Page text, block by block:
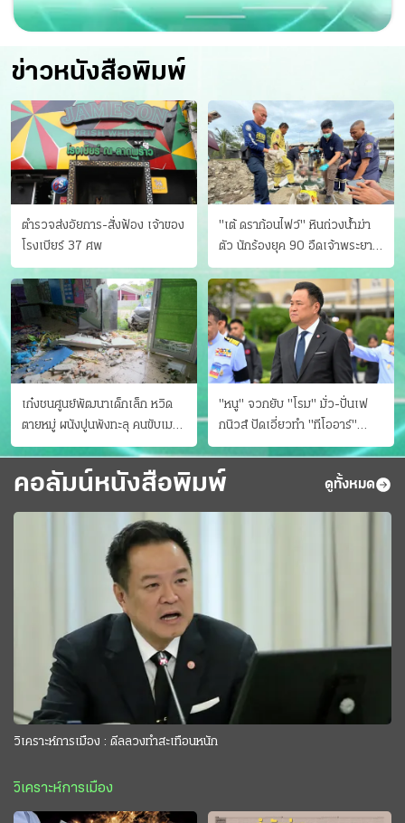
ข่าวหนังสือพิมพ์
ตำรวจส่งอัยการ-สั่งฟ้อง เจ้าของ
โรงเบียร์ 37 ศพ
"เต้ ดราก้อนไฟว์" หินถ่วงน้ำฆ่า
ตัว นักร้องยุค 90 อืดเจ้าพระยา
แฟนหาตัววุ่น เครียดธุรกิจ!
เก๋งชนศูนย์พัฒนาเด็กเล็ก หวิด
ตายหมู่ ผนังปูนพังทะลุ คนขับเมา
ยา
"หนู" จวกยับ "โรม" มั่ว-ปั่นเฟ
กนิวส์ ปัดเอี่ยวทํา "ทีโออาร์"
ต้นทางโกงสอบฉาว
คอลัมน์หนังสือพิมพ์ ดูทั้งหมด
วิเคราะห์การเมือง : ดีลลวงทำสะเทือนหนัก
วิเคราะห์การเมือง